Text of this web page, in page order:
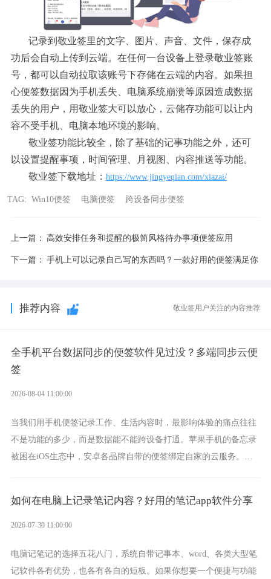
记录到敬业签里的文字、图片、声音、文件，保存成
功后会自动上传到云端。在任何一台设备上登录敬业签账
号，都可以自动拉取该账号下存储在云端的内容。如果担
心便签数据因为手机丢失、电脑系统崩溃等原因造成数据
丢失的用户，用敬业签大可以放心，云储存功能可以让内
容不受手机、电脑本地环境的影响。
敬业签功能比较全，除了基础的记事功能之外，还可
以设置提醒事项，时间管理、月视图、内容推送等功能。
敬业签下载地址： https://www.jingyeqian.com/xiazai/
TAG: Win10便签 电脑便签 跨设备同步便签
上一篇： 高效安排任务和提醒的极简风格待办事项便签应用
下一篇： 手机上可以记录自己写的东西吗？一款好用的便签满足你
推荐内容 敬业签用户关注的内容推荐
全手机平台数据同步的便签软件见过没？多端同步云便
签
2026-08-04 11:00:00
当我们用手机便签记录工作、生活内容时，最影响体验的痛点往往
不是功能的多少，而是数据能不能跨设备打通。苹果手机的备忘录
被困在iOS生态中，安卓各品牌自带的便签绑定自家的云服务。而
如何在电脑上记录笔记内容？好用的笔记app软件分享
2026-07-30 11:00:00
电脑记笔记的选择五花八门，系统自带记事本、word、各类大型笔
记软件各有优势，也各有各自的短板。如果你想要一个便捷与功能